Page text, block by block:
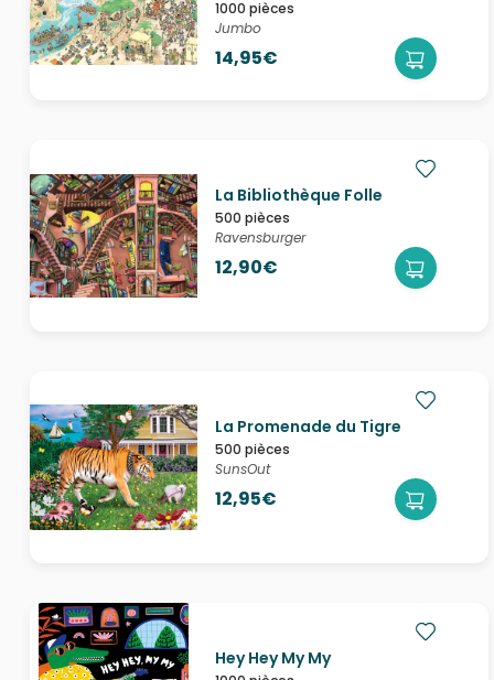
1000 pièces
Jumbo
14,95€
La Bibliothèque Folle
500 pièces
Ravensburger
12,90€
La Promenade du Tigre
500 pièces
SunsOut
12,95€
Hey Hey My My